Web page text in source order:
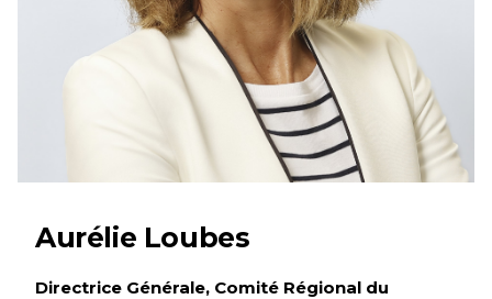
Aurélie Loubes
Directrice Générale, Comité Régional du